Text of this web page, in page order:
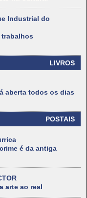
Industrial do
LIVROS
aberta todos os dias
POSTAIS
é da antiga
arte ao real